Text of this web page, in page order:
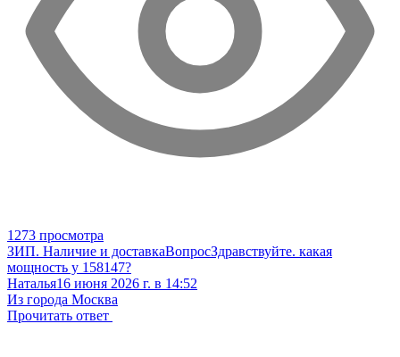
1273 просмотра
ЗИП. Наличие и доставкаВопросЗдравствуйте. какая
мощность у 158147?
Наталья16 июня 2026 г. в 14:52
Из города Москва
Прочитать ответ